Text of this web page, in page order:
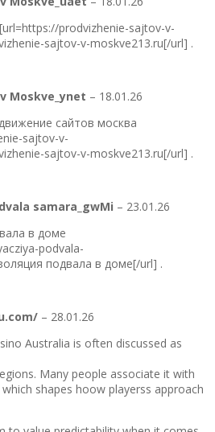
prodvizhenie-sajtov-v-
sajtov-v-moskve213.ru[/url] .
Moskve_ynet – 18.01.26
сайтов москва
sajtov-v-
sajtov-v-moskve213.ru[/url] .
samara_gwMi – 23.01.26
в домe
podvala-
подвала в домe[/url] .
– 28.01.26
Australia is often discussed as
Many people associate it with
shapes hoow playerss approach